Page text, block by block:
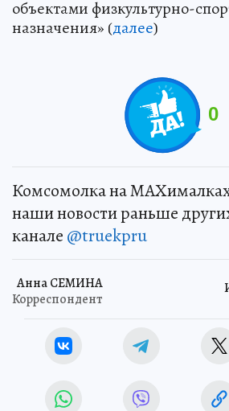
объектами физкультурно-
назначения» (далее)
0
Комсомолка на
наши новости раньше
канале @truekpru
Анна СЕМИНА
Корреспондент